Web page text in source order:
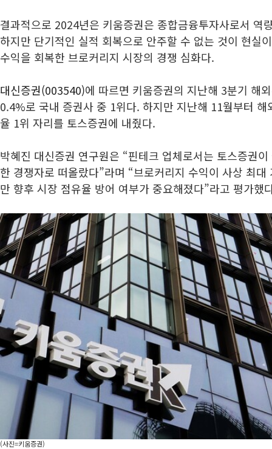
결과적으로 2024년은 키움증권은 종합금융투자사로서 역
하지만 단기적인 실적 회복으로 안주할 수 없는 것이 현실
수익을 회복한 브로커리지 시장의 경쟁 심화다.
대신증권(003540)에 따르면 키움증권의 지난해 3분기 해
0.4%로 국내 증권사 중 1위다. 하지만 지난해 11월부터
율 1위 자리를 토스증권에 내줬다.
박혜진 대신증권 연구원은 “핀테크 업체로서는 토스증권
한 경쟁자로 떠올랐다”라며 “브로커리지 수익이 사상 최
만 향후 시장 점유율 방어 여부가 중요해졌다”라고 평가했
(사진=키움증권)